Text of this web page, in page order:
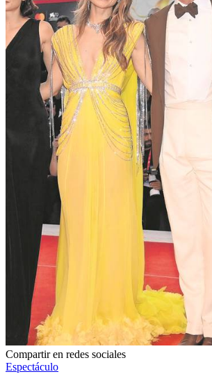
Compartir en redes sociales
Espectáculo